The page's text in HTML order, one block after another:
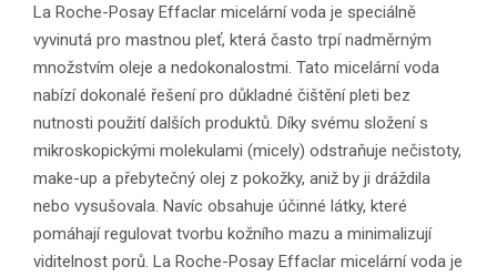
La Roche-Posay Effaclar micelární voda je speciálně
vyvinutá pro mastnou pleť, která často trpí nadměrným
množstvím oleje a nedokonalostmi. Tato micelární voda
nabízí dokonalé řešení pro důkladné čištění pleti bez
nutnosti použití dalších produktů. Díky svému složení s
mikroskopickými molekulami (micely) odstraňuje nečistoty,
make-up a přebytečný olej z pokožky, aniž by ji dráždila
nebo vysušovala. Navíc obsahuje účinné látky, které
pomáhají regulovat tvorbu kožního mazu a minimalizují
viditelnost porů. La Roche-Posay Effaclar micelární voda je